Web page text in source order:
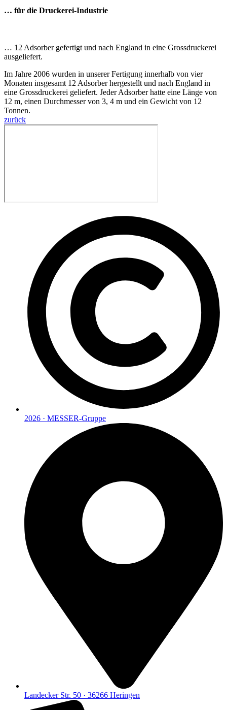
… für die Druckerei-Industrie
… 12 Adsorber gefertigt und nach England in eine Grossdruckerei
ausgeliefert.
Im Jahre 2006 wurden in unserer Fertigung innerhalb von vier
Monaten insgesamt 12 Adsorber hergestellt und nach England in
eine Grossdruckerei geliefert. Jeder Adsorber hatte eine Länge von
12 m, einen Durchmesser von 3, 4 m und ein Gewicht von 12
Tonnen.
zurück
2026 · MESSER-Gruppe
Landecker Str. 50 · 36266 Heringen